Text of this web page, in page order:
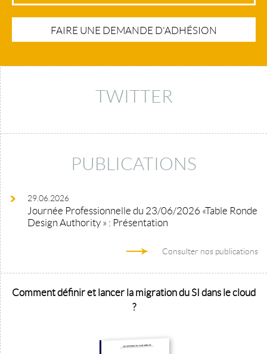
FAIRE UNE DEMANDE D'ADHÉSION
TWITTER
PUBLICATIONS
29.06.2026
Journée Professionnelle du 23/06/2026 «Table Ronde
Design Authority » : Présentation
Consulter nos publications
Comment définir et lancer la migration du SI dans le cloud
?